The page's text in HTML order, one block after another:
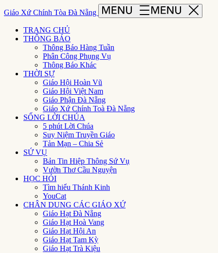
Giáo Xứ Chính Tòa Đà Nẵng
TRANG CHỦ
THÔNG BÁO
Thông Báo Hàng Tuần
Phân Công Phụng Vụ
Thông Báo Khác
THỜI SỰ
Giáo Hội Hoàn Vũ
Giáo Hội Việt Nam
Giáo Phận Đà Nẵng
Giáo Xứ Chính Toà Đà Nẵng
SỐNG LỜI CHÚA
5 phút Lời Chúa
Suy Niệm Truyền Giáo
Tản Mạn – Chia Sẻ
SỨ VỤ
Bản Tin Hiệp Thông Sứ Vụ
Vườn Thơ Cầu Nguyện
HỌC HỎI
Tìm hiểu Thánh Kinh
YouCat
CHÂN DUNG CÁC GIÁO XỨ
Giáo Hạt Đà Nẵng
Giáo Hạt Hoà Vang
Giáo Hạt Hội An
Giáo Hạt Tam Kỳ
Giáo Hạt Trà Kiệu